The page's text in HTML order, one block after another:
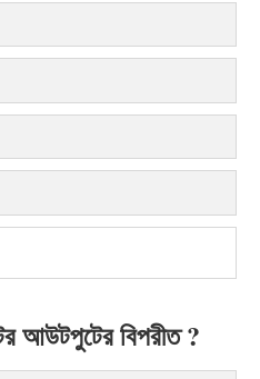
আউটপুটের বিপরীত ?